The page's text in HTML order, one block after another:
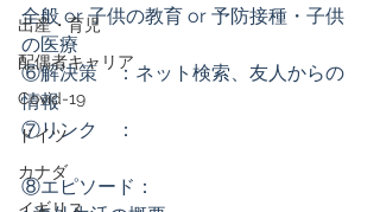
出産・育児
配偶者キャリア
Covid-19
ドイツ
カナダ
全般 or 子供の教育 or 予防接種・子供
の医療
⑥解決策　：ネット検索、友人からの
情報
⑦リンク　：
⑧エピソード：